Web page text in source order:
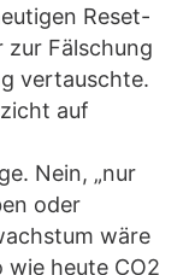
Reset-
zur Fälschung
vertauschte.
auf
Nein, „nur
oder
wäre
wie heute CO2